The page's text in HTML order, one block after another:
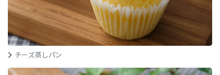
チーズ蒸しパン